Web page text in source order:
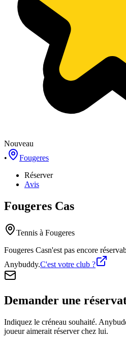
Nouveau
•
Fougeres
Réserver
Avis
Fougeres Cas
Tennis à Fougeres
Fougeres Casn'est pas encore
Anybuddy.C'est votre club ?
Demander une
Indiquez le créneau souhaité.
joueur aimerait réserver chez lui.